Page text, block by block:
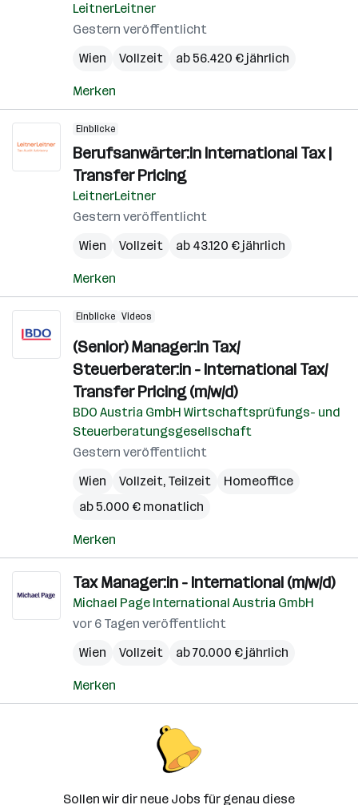
LeitnerLeitner
Gestern veröffentlicht
Wien
Vollzeit ab 56.420 € jährlich
Merken
Einblicke
Berufsanwärter:in International Tax |
Transfer Pricing
LeitnerLeitner
Gestern veröffentlicht
Wien
Vollzeit ab 43.120 € jährlich
Merken
Einblicke Videos
(Senior) Manager:in Tax/
Steuerberater:in - International Tax/
Transfer Pricing (m/w/d)
BDO Austria GmbH Wirtschaftsprüfungs- und
Steuerberatungsgesellschaft
Gestern veröffentlicht
Wien
Vollzeit, Teilzeit
Homeoffice
ab 5.000 € monatlich
Merken
Tax Manager:in - International (m/w/d)
Michael Page International Austria GmbH
vor 6 Tagen veröffentlicht
Wien
Vollzeit ab 70.000 € jährlich
Merken
Sollen wir dir neue Jobs für genau diese